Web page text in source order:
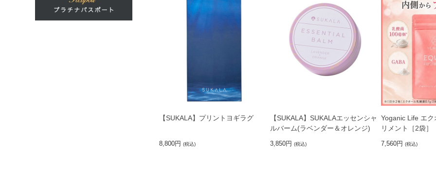
【SUKALA】プリントヨギラグ
8,800円 (税込)
【SUKALA】SUKALAエッセンシャ
ルバーム(ラベンダー＆オレンジ)
3,850円 (税込)
Yoganic Life エ
リメント［2袋］
7,560円 (税込)